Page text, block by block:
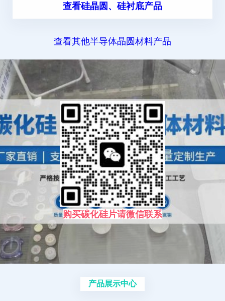
查看硅晶圆、硅衬底产品
查看其他半导体晶圆材料产品
购买碳化硅片请微信联系
产品展示中心